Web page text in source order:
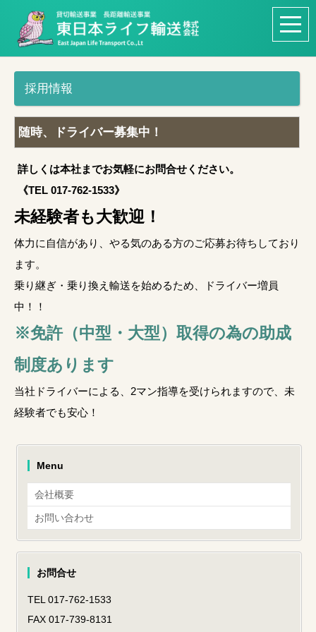
採用情報
随時、ドライバー募集中！
詳しくは本社までお気軽にお問合せください。
《TEL 017-762-1533》
未経験者も大歓迎！
体力に自信があり、やる気のある方のご応募お待ちしており
ます。
乗り継ぎ・乗り換え輸送を始めるため、ドライバー増員
中！！
※免許（中型・大型）取得の為の助成
制度あります
当社ドライバーによる、2マン指導を受けられますので、未
経験者でも安心！
Menu
会社概要
お問い合わせ
お問合せ
TEL 017-762-1533
FAX 017-739-8131